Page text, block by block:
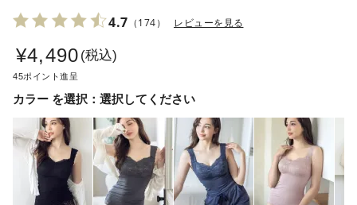
4.7 （174） レビューを見る
¥4,490 税込
45
カラー 選択してください